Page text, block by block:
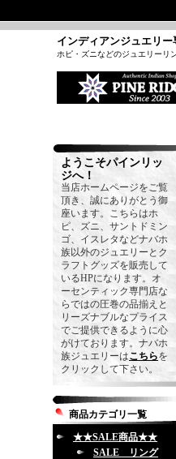
インディアンジュエリー
ホピ・ズニなどのジュエリーリ
ようこそパインリッ
ジへ！
当店ホームページをご覧
頂き、誠にありがとう御
座います。こちらはホ
ピ、ズニ、サントドミン
ゴ、イスレタなどナバホ
族以外のジュエリーとク
ラフトグッズを販売して
いるHPになります。オ
ーセンティック専門店な
らではの圧巻の品揃えと
リーズナブルなプライス
でご提供できるように心
がけております。ナバホ
族ジュエリーはこちらを
クリックして下さい。
商品カテゴリ一覧
★★SALE商品★★
SALE リング